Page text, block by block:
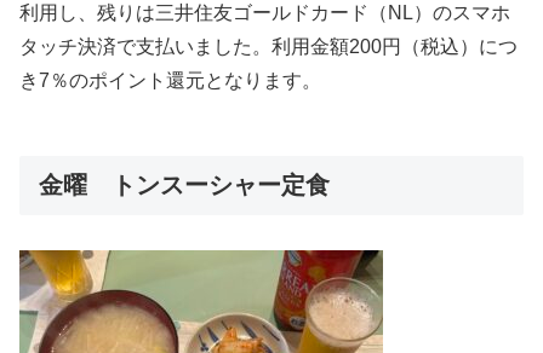
利用し、残りは三井住友ゴールドカード（NL）のスマホ
タッチ決済で支払いました。利用金額200円（税込）につ
き7％のポイント還元となります。
金曜 トンスーシャー定食